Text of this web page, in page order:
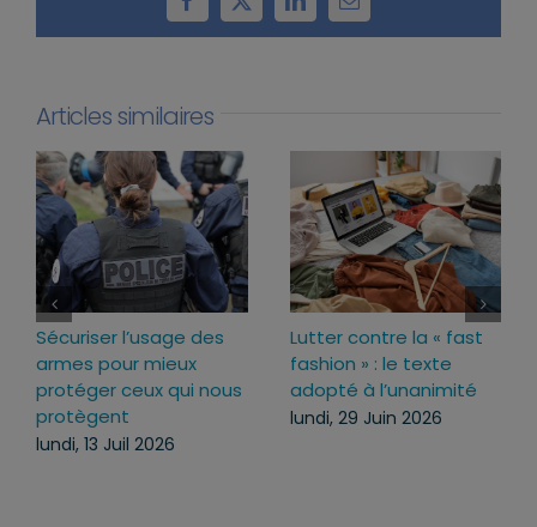
Facebook
X LinkedInEmail
Articles similaires
Loi d’urgence agricole :
pourquoi j’ai voté pour
ce texte
mercredi, 22 Juil 2026
Projet de loi RIPOST :
des réponses fermes
face aux atteintes à
l’ordre public du